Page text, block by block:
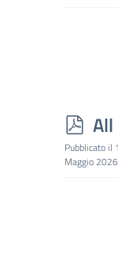
p
d
f
All
Pubblicato il
Maggio 2026